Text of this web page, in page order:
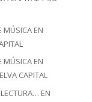
MÚSICA EN
MÚSICA EN
CAPITAL
EN